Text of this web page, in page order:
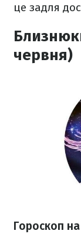
це задля
червня)
Гороскоп